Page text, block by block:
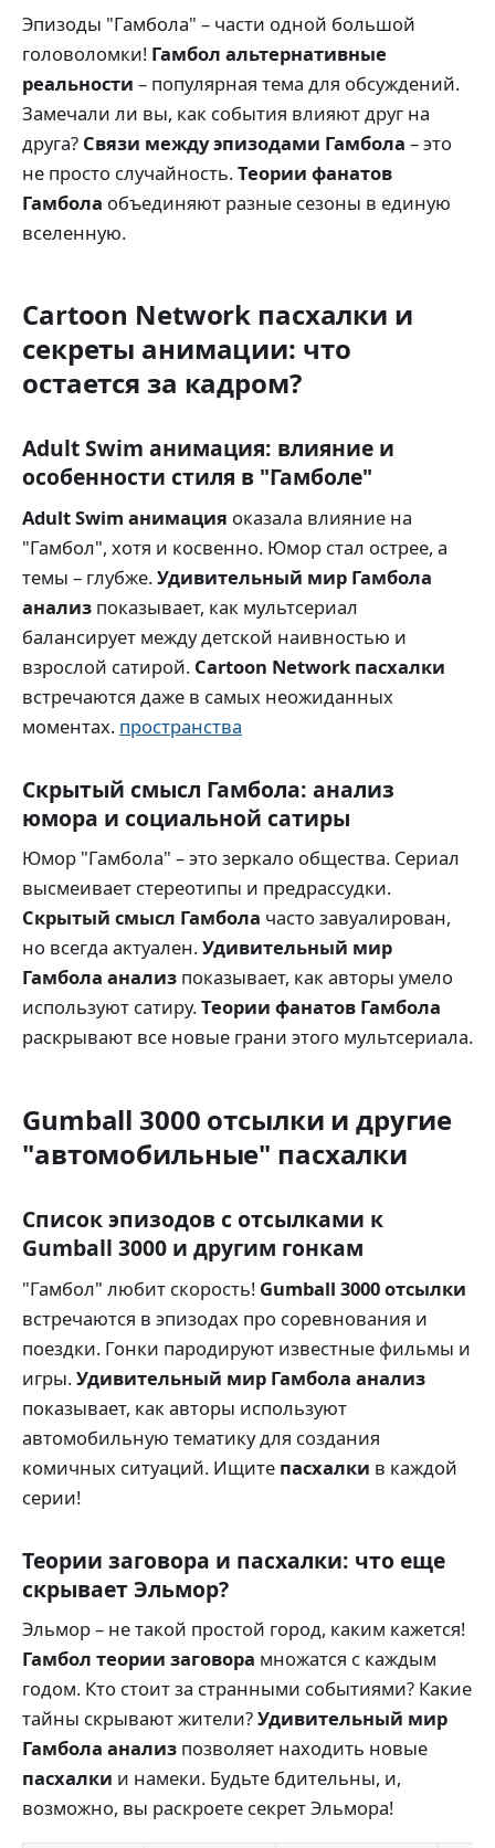
Эпизоды "Гамбола" – части одной большой
головоломки! Гамбол альтернативные
реальности – популярная тема для обсуждений.
Замечали ли вы, как события влияют друг на
друга? Связи между эпизодами Гамбола – это
не просто случайность.Теории фанатов
Гамбола объединяют разные сезоны в единую
вселенную.
Cartoon Network пасхалки и
секреты анимации: что
остается за кадром?
Adult Swim анимация: влияние и
особенности стиля в "Гамболе"
Adult Swim анимация оказала влияние на
"Гамбол", хотя и косвенно. Юмор стал острее, а
темы – глубже.Удивительный мир Гамбола
анализ показывает, как мультсериал
балансирует между детской наивностью и
взрослой сатирой. Cartoon Network пасхалки
встречаются даже в самых неожиданных
моментах. пространства
Скрытый смысл Гамбола: анализ
юмора и социальной сатиры
Юмор "Гамбола" – это зеркало общества. Сериал
высмеивает стереотипы и предрассудки.
Скрытый смысл Гамбола часто завуалирован,
но всегда актуален.Удивительный мир
Гамбола анализ показывает, как авторы умело
используют сатиру.Теории фанатов Гамбола
раскрывают все новые грани этого мультсериала.
Gumball 3000 отсылки и другие
"автомобильные" пасхалки
Список эпизодов с отсылками к
Gumball 3000 и другим гонкам
"Гамбол" любит скорость! Gumball 3000 отсылки
встречаются в эпизодах про соревнования и
поездки. Гонки пародируют известные фильмы и
игры.Удивительный мир Гамбола анализ
показывает, как авторы используют
автомобильную тематику для создания
комичных ситуаций. Ищите пасхалки в каждой
серии!
Теории заговора и пасхалки: что еще
скрывает Эльмор?
Эльмор – не такой простой город, каким кажется!
Гамбол теории заговора множатся с каждым
годом. Кто стоит за странными событиями? Какие
тайны скрывают жители?Удивительный мир
Гамбола анализ позволяет находить новые
пасхалки и намеки. Будьте бдительны, и,
возможно, вы раскроете секрет Эльмора!